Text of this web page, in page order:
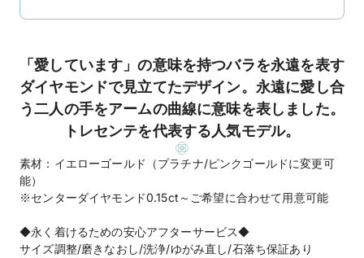
「愛しています」の意味を持つバラを永遠を表す
ダイヤモンドで見立てたデザイン。永遠に愛し合
う二人の手をアームの曲線に意味を表しました。
トレセンテを代表する人気モデル。
素材：イエローゴールド（プラチナ/ピンクゴールドに変更可
能）
※センターダイヤモンド0.15ct～ご希望に合わせて用意可能
◆永く着けるための安心アフターサービス◆
サイズ調整/磨きなおし/洗浄/ゆがみ直し/石落ち保証あり